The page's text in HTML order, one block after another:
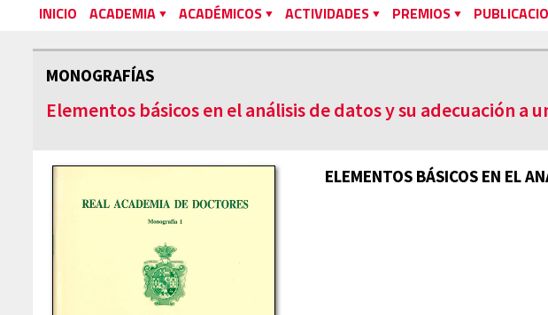
INICIO ACADEMIA ACADÉMICOS ACTIVIDADES PREMIOS
MONOGRAFÍAS
Elementos básicos en el análisis de datos y su adecuación
ELEMENTOS BÁSICOS EN EL